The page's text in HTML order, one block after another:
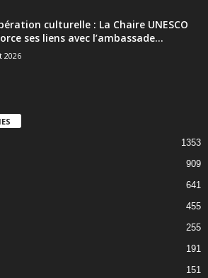
culturelle : La Chaire UNESCO
ses liens avec l’ambassade...
2026
1353
909
641
455
255
191
151